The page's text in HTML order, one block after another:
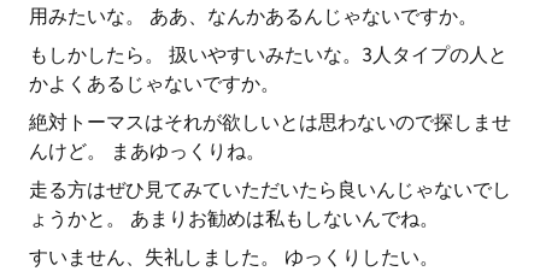
用みたいな。 ああ、なんかあるんじゃないですか。
もしかしたら。 扱いやすいみたいな。3人タイプの人と
かよくあるじゃないですか。
絶対トーマスはそれが欲しいとは思わないので探しませ
んけど。 まあゆっくりね。
走る方はぜひ見てみていただいたら良いんじゃないでし
ょうかと。 あまりお勧めは私もしないんでね。
すいません、失礼しました。 ゆっくりしたい。